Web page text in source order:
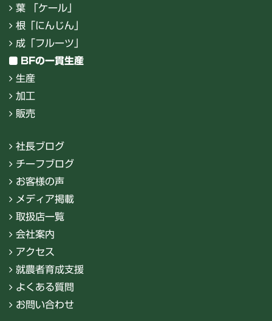
葉 「ケール」
根「にんじん」
成「フルーツ」
BFの一貫生産
生産
加工
販売
社長ブログ
チーフブログ
お客様の声
メディア掲載
取扱店一覧
会社案内
アクセス
就農者育成支援
よくある質問
お問い合わせ